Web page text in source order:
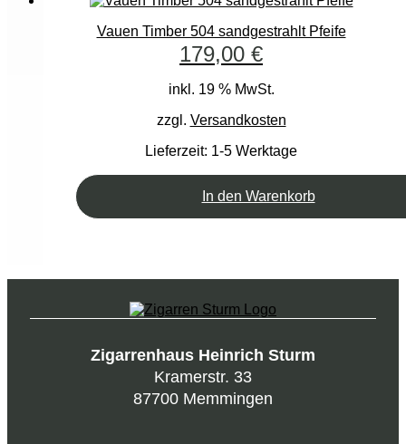
Vauen Timber 504 sandgestrahlt Pfeife
179,00 €
inkl. 19 % MwSt.
zzgl. Versandkosten
Lieferzeit: 1-5 Werktage
In den Warenkorb
Zigarrenhaus Heinrich Sturm
Kramerstr. 33
87700 Memmingen